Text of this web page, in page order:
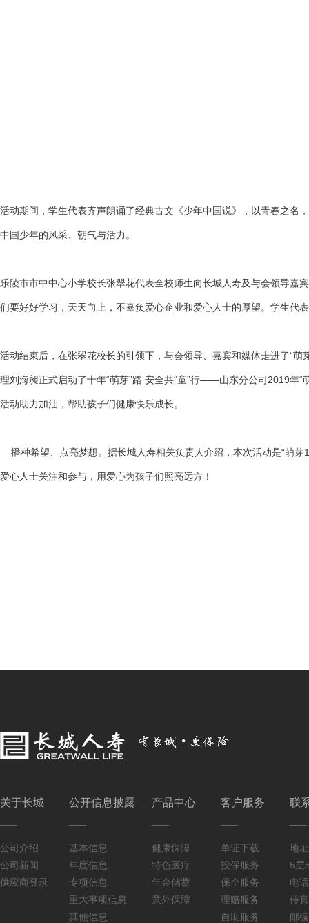
活动期间，学生代表齐声朗诵了经典古文《少年中国说》，以青春之名
中国少年的风采、朝气与活力。
乐陵市市中中心小学校长张翠花代表全校师生向长城人寿及与会领导嘉
们要好好学习，天天向上，不辜负爱心企业和爱心人士的厚望。学生
活动结束后，在张翠花校长的引领下，与会领导、嘉宾和媒体走进了“
理刘海昶正式启动了十年“萌芽”路 安全共“童”行——山东分公司2019年
活动助力加油，帮助孩子们健康快乐成长。
播种希望、点亮梦想。据长城人寿相关负责人介绍，本次活动是“萌
爱心人士关注和参与，用爱心为孩子们照亮远方！
关于长城
公司介绍
公司新闻
供应商登录
公开信息披露
基本信息
年度信息
专项信息
重大事项信息
其他信息
产品中心
健康保障
特色医疗
年金储蓄
意外保障
客户服务
单证下载
投保服务
保全服务
理赔服务
自助服务
联
地
5层
电
传
邮